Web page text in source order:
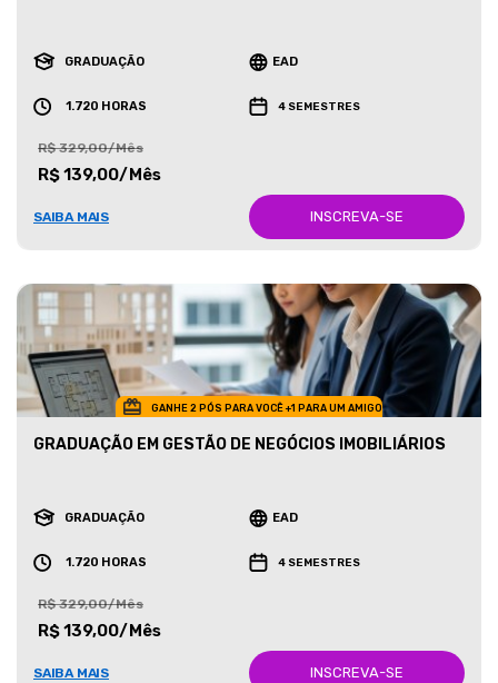
GRADUAÇÃO EAD
1.720 HORAS 4 SEMESTRES
R$ 329,00/Mês
R$ 139,00/Mês
SAIBA MAIS INSCREVA-SE
GANHE 2 PÓS PARA VOCÊ +1 PARA UM AMIGO
GRADUAÇÃO EM GESTÃO DE NEGÓCIOS IMOBILIÁRIOS
GRADUAÇÃO EAD
1.720 HORAS 4 SEMESTRES
R$ 329,00/Mês
R$ 139,00/Mês
SAIBA MAIS INSCREVA-SE